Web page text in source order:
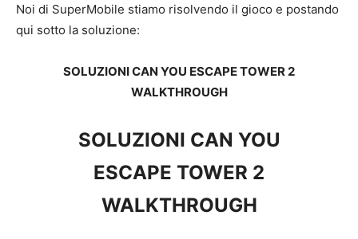
Noi di SuperMobile stiamo risolvendo il gioco e postando
qui sotto la soluzione:
SOLUZIONI CAN YOU ESCAPE TOWER 2
WALKTHROUGH
SOLUZIONI CAN YOU
ESCAPE TOWER 2
WALKTHROUGH